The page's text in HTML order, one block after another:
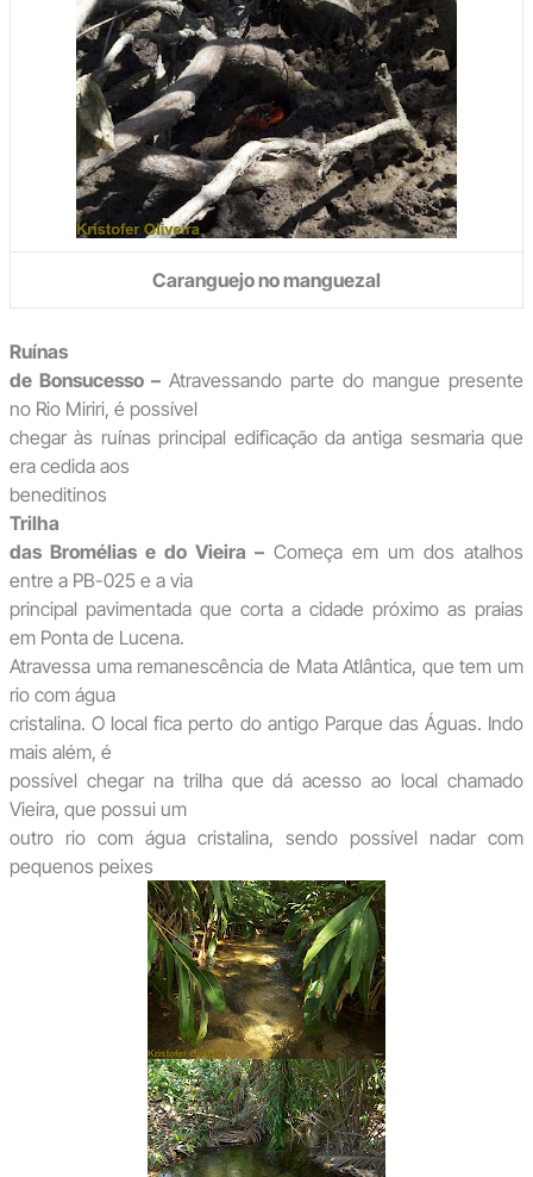
Caranguejo no manguezal
Ruínas
de Bonsucesso –Atravessando parte do mangue presente
no Rio Miriri, é possível
chegar às ruínas principal edificação da antiga sesmaria que
era cedida aos
beneditinos
Trilha
das Bromélias e do Vieira – Começa em um dos atalhos
entre a PB-025 e a via
principal pavimentada que corta a cidade próximo as praias
em Ponta de Lucena.
Atravessa uma remanescência de Mata Atlântica, que tem um
rio com água
cristalina. O local fica perto do antigo Parque das Águas. Indo
mais além, é
possível chegar na trilha que dá acesso ao local chamado
Vieira, que possui um
outro rio com água cristalina, sendo possível nadar com
pequenos peixes